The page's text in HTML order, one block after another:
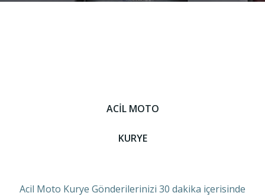
ACİL MOTO
KURYE
Acil Moto Kurye Gönderilerinizi 30 dakika içerisinde